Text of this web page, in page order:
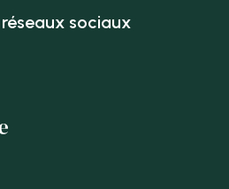
sociaux